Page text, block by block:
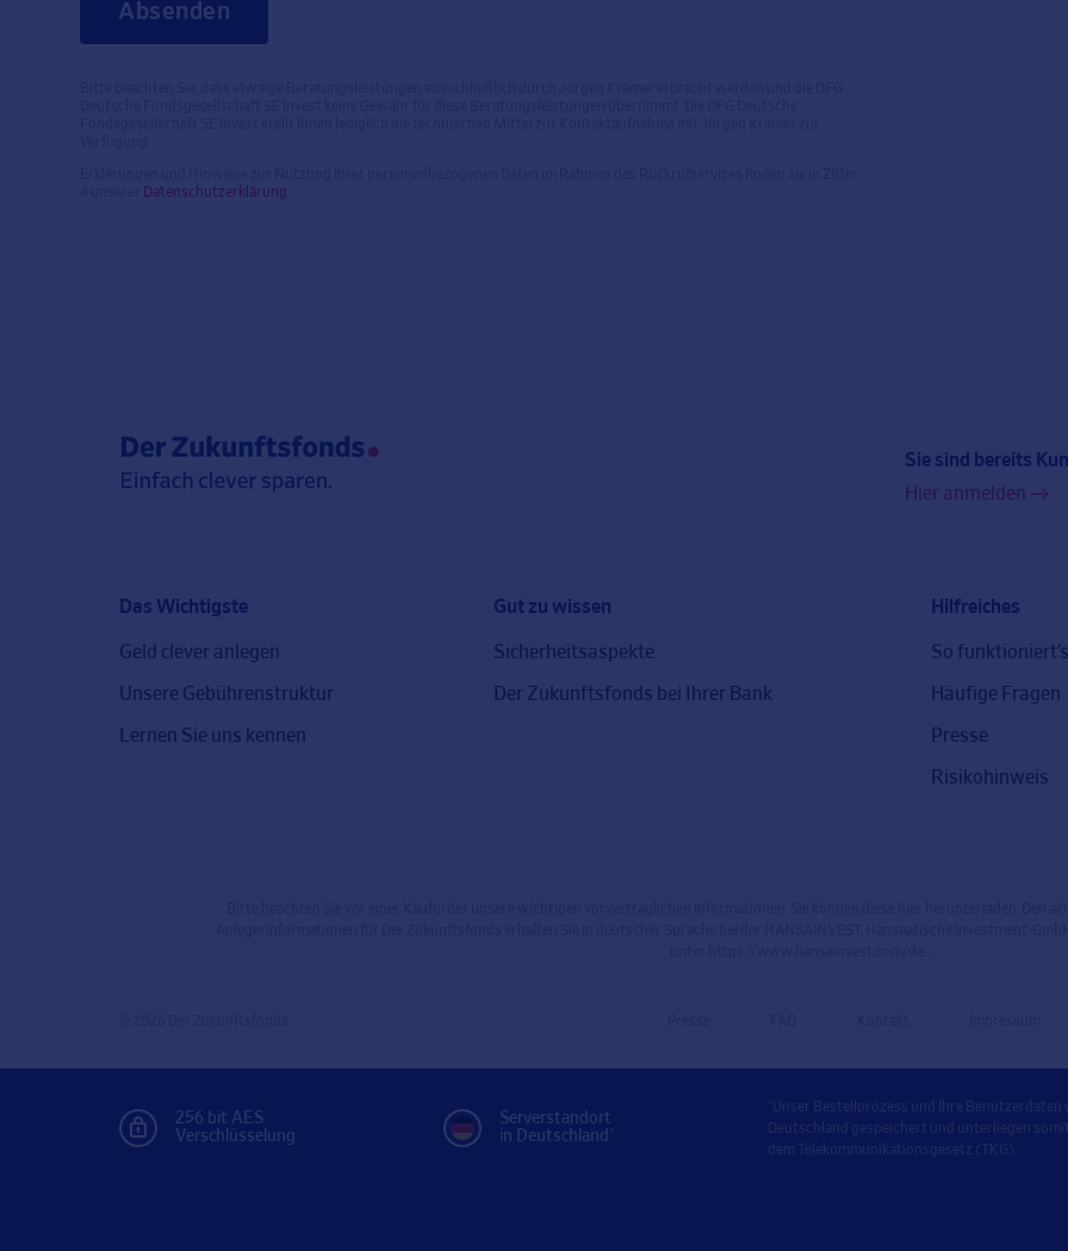
Datenschutzerklärung
Das Wichtigste
Geld clever anlegen
Unsere Gebührenstruktur
Lernen Sie uns kennen
Gut zu wissen
Sicherheitsaspekte
Der Zukunftsfonds bei Ihrer Bank
Hilfreiches
So funktioniert’s
Häufige Fragen
Presse
Risikohinweis
Sie sind bereits
Hier anmelden
256 bit AES
Verschlüsselung
Serverstandort
in Deutschland*
*Unser Bestellprozess und Ihre
Deutschland gespeichert und unterliegen
dem Telekommunikationsgesetz (TKG).